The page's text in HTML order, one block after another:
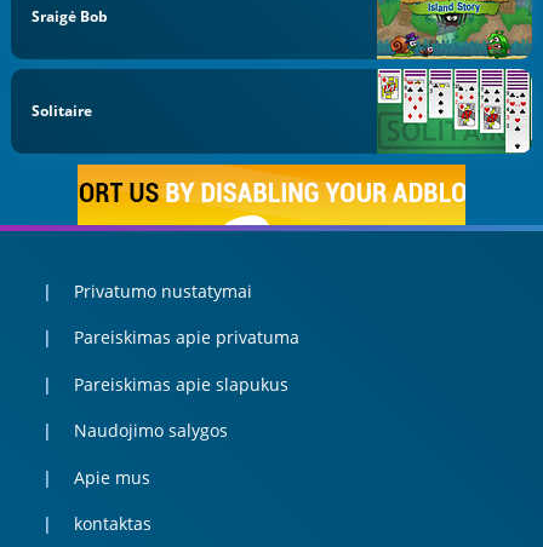
Sraigė Bob
Solitaire
Privatumo nustatymai
Pareiskimas apie privatuma
Pareiskimas apie slapukus
Naudojimo salygos
Apie mus
kontaktas